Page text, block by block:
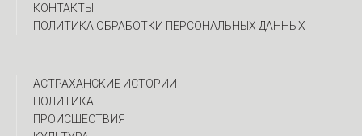
КОНТАКТЫ
ПОЛИТИКА ОБРАБОТКИ ПЕРСОНАЛЬНЫХ ДАННЫХ
АСТРАХАНСКИЕ ИСТОРИИ
ПОЛИТИКА
ПРОИСШЕСТВИЯ